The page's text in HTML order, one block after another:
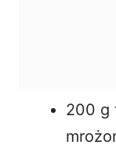
200 g